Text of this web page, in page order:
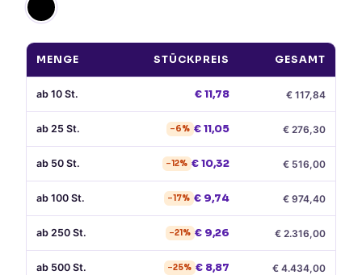
MENGE STÜCKPREIS GESAMT
ab 10 St. €11,78 € 117,84
ab 25 St. −6% €11,05 € 276,30
ab 50 St. −12% €10,32 € 516,00
ab 100 St. −17% € 9,74 € 974,40
ab 250 St. −21% € 9,26 € 2.316,00
ab 500 St. −25% € 8,87 € 4.434,00